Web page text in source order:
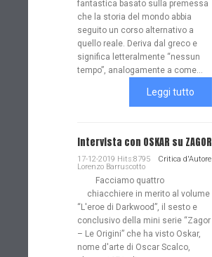
fantastica basato sulla premessa
che la storia del mondo abbia
seguito un corso alternativo a
quello reale. Deriva dal greco e
significa letteralmente “nessun
tempo”, analogamente a come...
Leggi tutto
Intervista con OSKAR su ZAGOR
17-12-2019 Hits:8795
Critica d'Autore
Lorenzo Barruscotto
Facciamo quattro
chiacchiere in merito al volume
“L'eroe di Darkwood”, il sesto e
conclusivo della mini serie “Zagor
– Le Origini” che ha visto Oskar,
nome d'arte di Oscar Scalco,